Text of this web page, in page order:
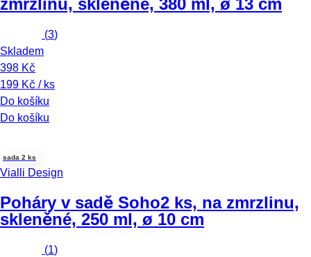
(3)
Skladem
398 Kč
199 Kč / ks
Do košíku
Do košíku
sada 2 ks
Vialli Design
Poháry v sadě Soho2 ks, na zmrzlinu,
skleněné, 250 ml, ø 10 cm
(1)